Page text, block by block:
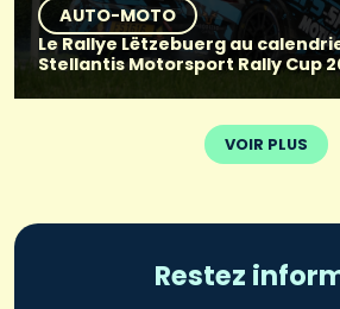
AUTO-MOTO
Le Rallye Lëtzebuerg au
Stellantis Motorsport Rally Cup
VOIR PLUS
Restez